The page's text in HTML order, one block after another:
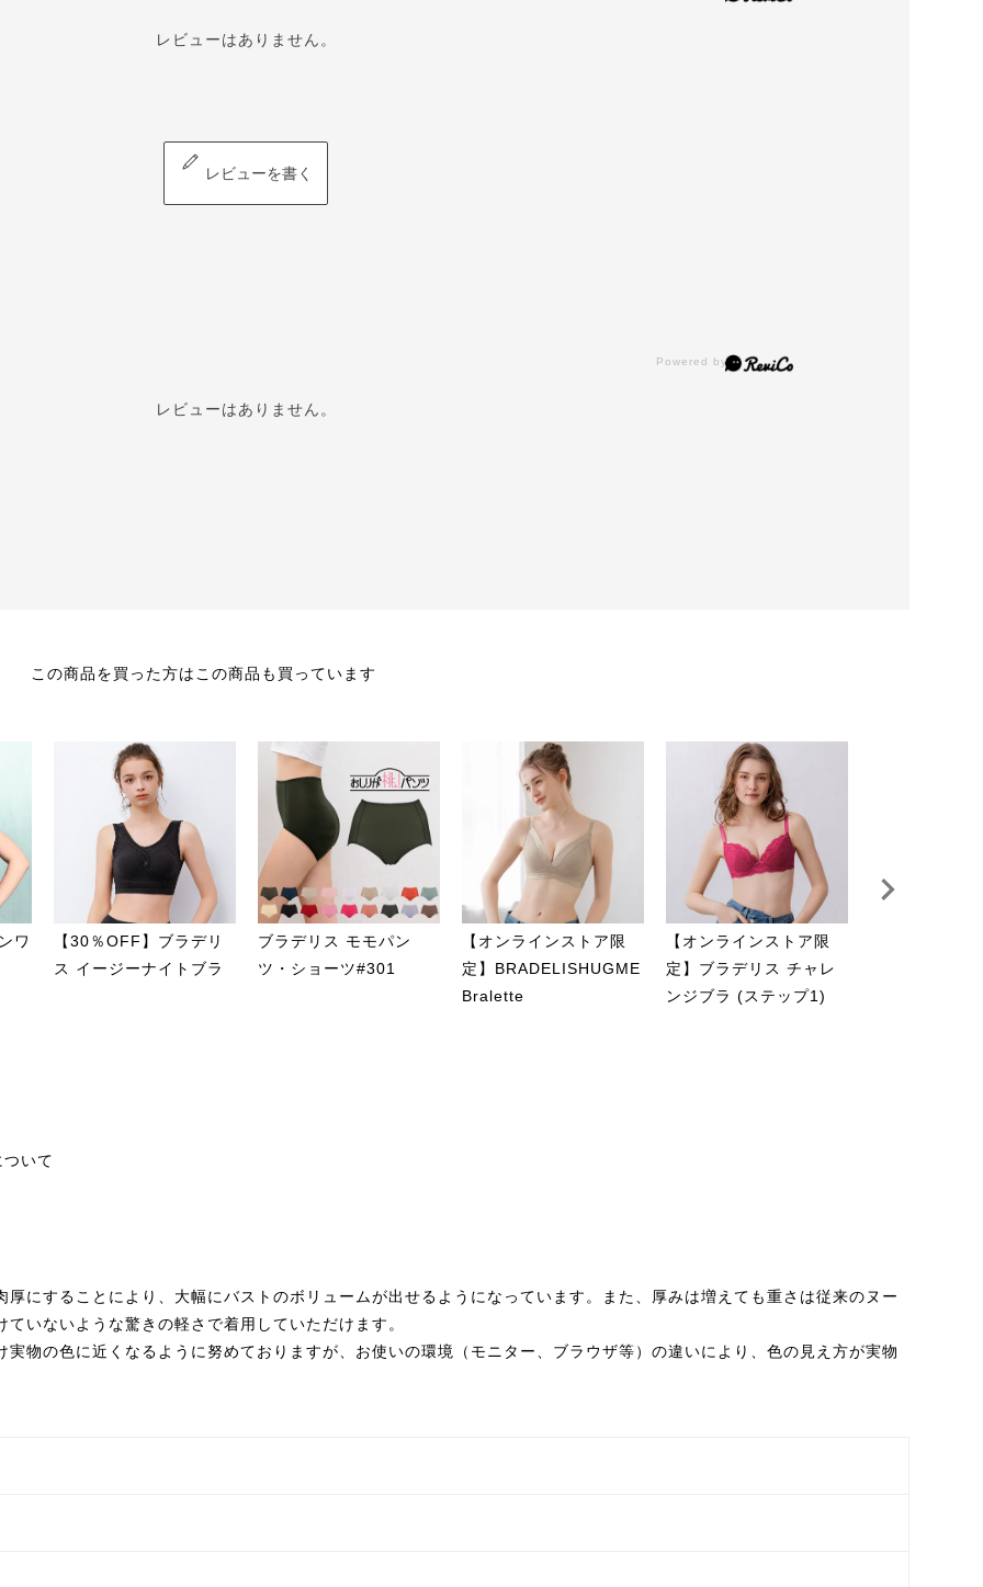
レビューはありません。
レビューを書く
レビューはありません。
この商品を買った方はこの商品も買っています
ワ
【30％OFF】ブラデリ
ス イージーナイトブラ
ブラデリス モモパン
ツ・ショーツ#301
【オンラインストア限
定】BRADELISHUGME
Bralette
【オンラインストア限
定】ブラデリス チャレ
ンジブラ (ステップ1)
いて
にすることにより、大幅にバストのボリュームが出せるようになっています。また、厚みは増えても重さは従来のヌー
いないような驚きの軽さで着用していただけます。
物の色に近くなるように努めておりますが、お使いの環境（モニター、ブラウザ等）の違いにより、色の見え方が実物